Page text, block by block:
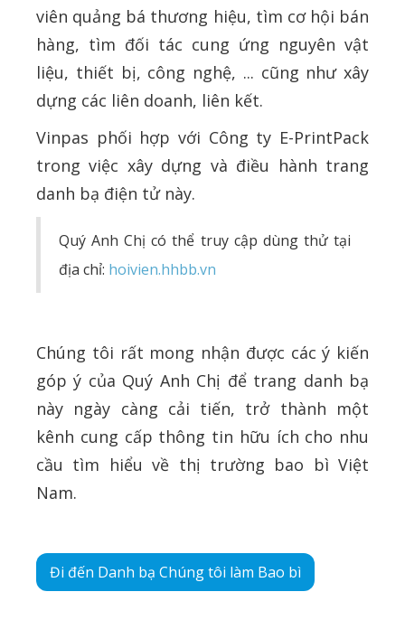
viên quảng bá thương hiệu, tìm cơ hội bán
hàng, tìm đối tác cung ứng nguyên vật
liệu, thiết bị, công nghệ, ... cũng như xây
dựng các liên doanh, liên kết.
Vinpas phối hợp với Công ty E-PrintPack
trong việc xây dựng và điều hành trang
danh bạ điện tử này.
Quý Anh Chị có thể truy cập dùng thử tại
địa chỉ: hoivien.hhbb.vn
Chúng tôi rất mong nhận được các ý kiến
góp ý của Quý Anh Chị để trang danh bạ
này ngày càng cải tiến, trở thành một
kênh cung cấp thông tin hữu ích cho nhu
cầu tìm hiểu về thị trường bao bì Việt
Nam.
Đi đến Danh bạ Chúng tôi làm Bao bì